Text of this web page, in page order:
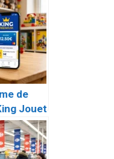
de
Jouet
King